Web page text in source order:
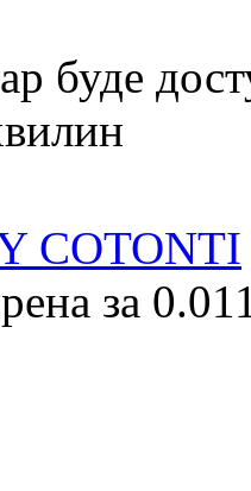
буде
COTONTI
за